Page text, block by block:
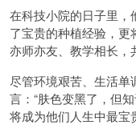
在科技小院的日子里，
了宝贵的种植经验，
亦师亦友、教学相长，
尽管环境艰苦、生活
言：“肤色变黑了，但
将成为他们人生中最宝